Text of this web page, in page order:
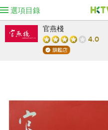
選項目錄
官燕棧
4.0